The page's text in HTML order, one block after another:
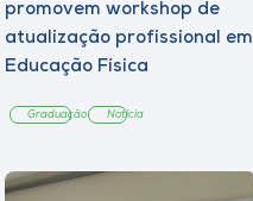
promovem workshop de
atualização profissional em
Educação Física
Graduação Notícia